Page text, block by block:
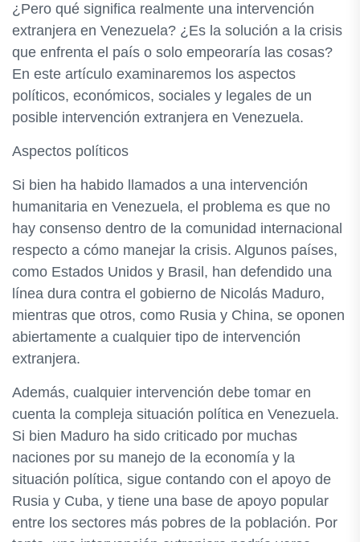
¿Pero qué significa realmente una intervención
extranjera en Venezuela? ¿Es la solución a la crisis
que enfrenta el país o solo empeoraría las cosas?
En este artículo examinaremos los aspectos
políticos, económicos, sociales y legales de un
posible intervención extranjera en Venezuela.
Aspectos políticos
Si bien ha habido llamados a una intervención
humanitaria en Venezuela, el problema es que no
hay consenso dentro de la comunidad internacional
respecto a cómo manejar la crisis. Algunos países,
como Estados Unidos y Brasil, han defendido una
línea dura contra el gobierno de Nicolás Maduro,
mientras que otros, como Rusia y China, se oponen
abiertamente a cualquier tipo de intervención
extranjera.
Además, cualquier intervención debe tomar en
cuenta la compleja situación política en Venezuela.
Si bien Maduro ha sido criticado por muchas
naciones por su manejo de la economía y la
situación política, sigue contando con el apoyo de
Rusia y Cuba, y tiene una base de apoyo popular
entre los sectores más pobres de la población. Por